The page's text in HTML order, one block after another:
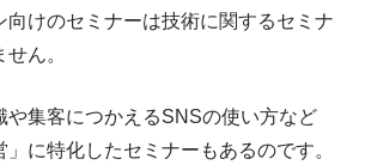
向けのセミナーは技術に関するセミナ
ん。
や集客につかえるSNSの使い方など
」に特化したセミナーもあるのです。